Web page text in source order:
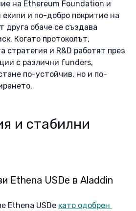
на Ethereum Foundation и
и по-добро покритие на
друга обаче се създава
Когато протоколът,
стратегия и R&D работят през
с различни funders,
по-устойчив, но и по-
и стабилни
Ethena USDe в Aladdin
Ethena USDe като одобрен